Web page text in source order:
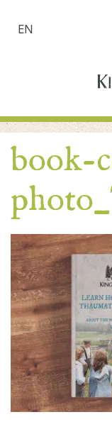
EN
book-